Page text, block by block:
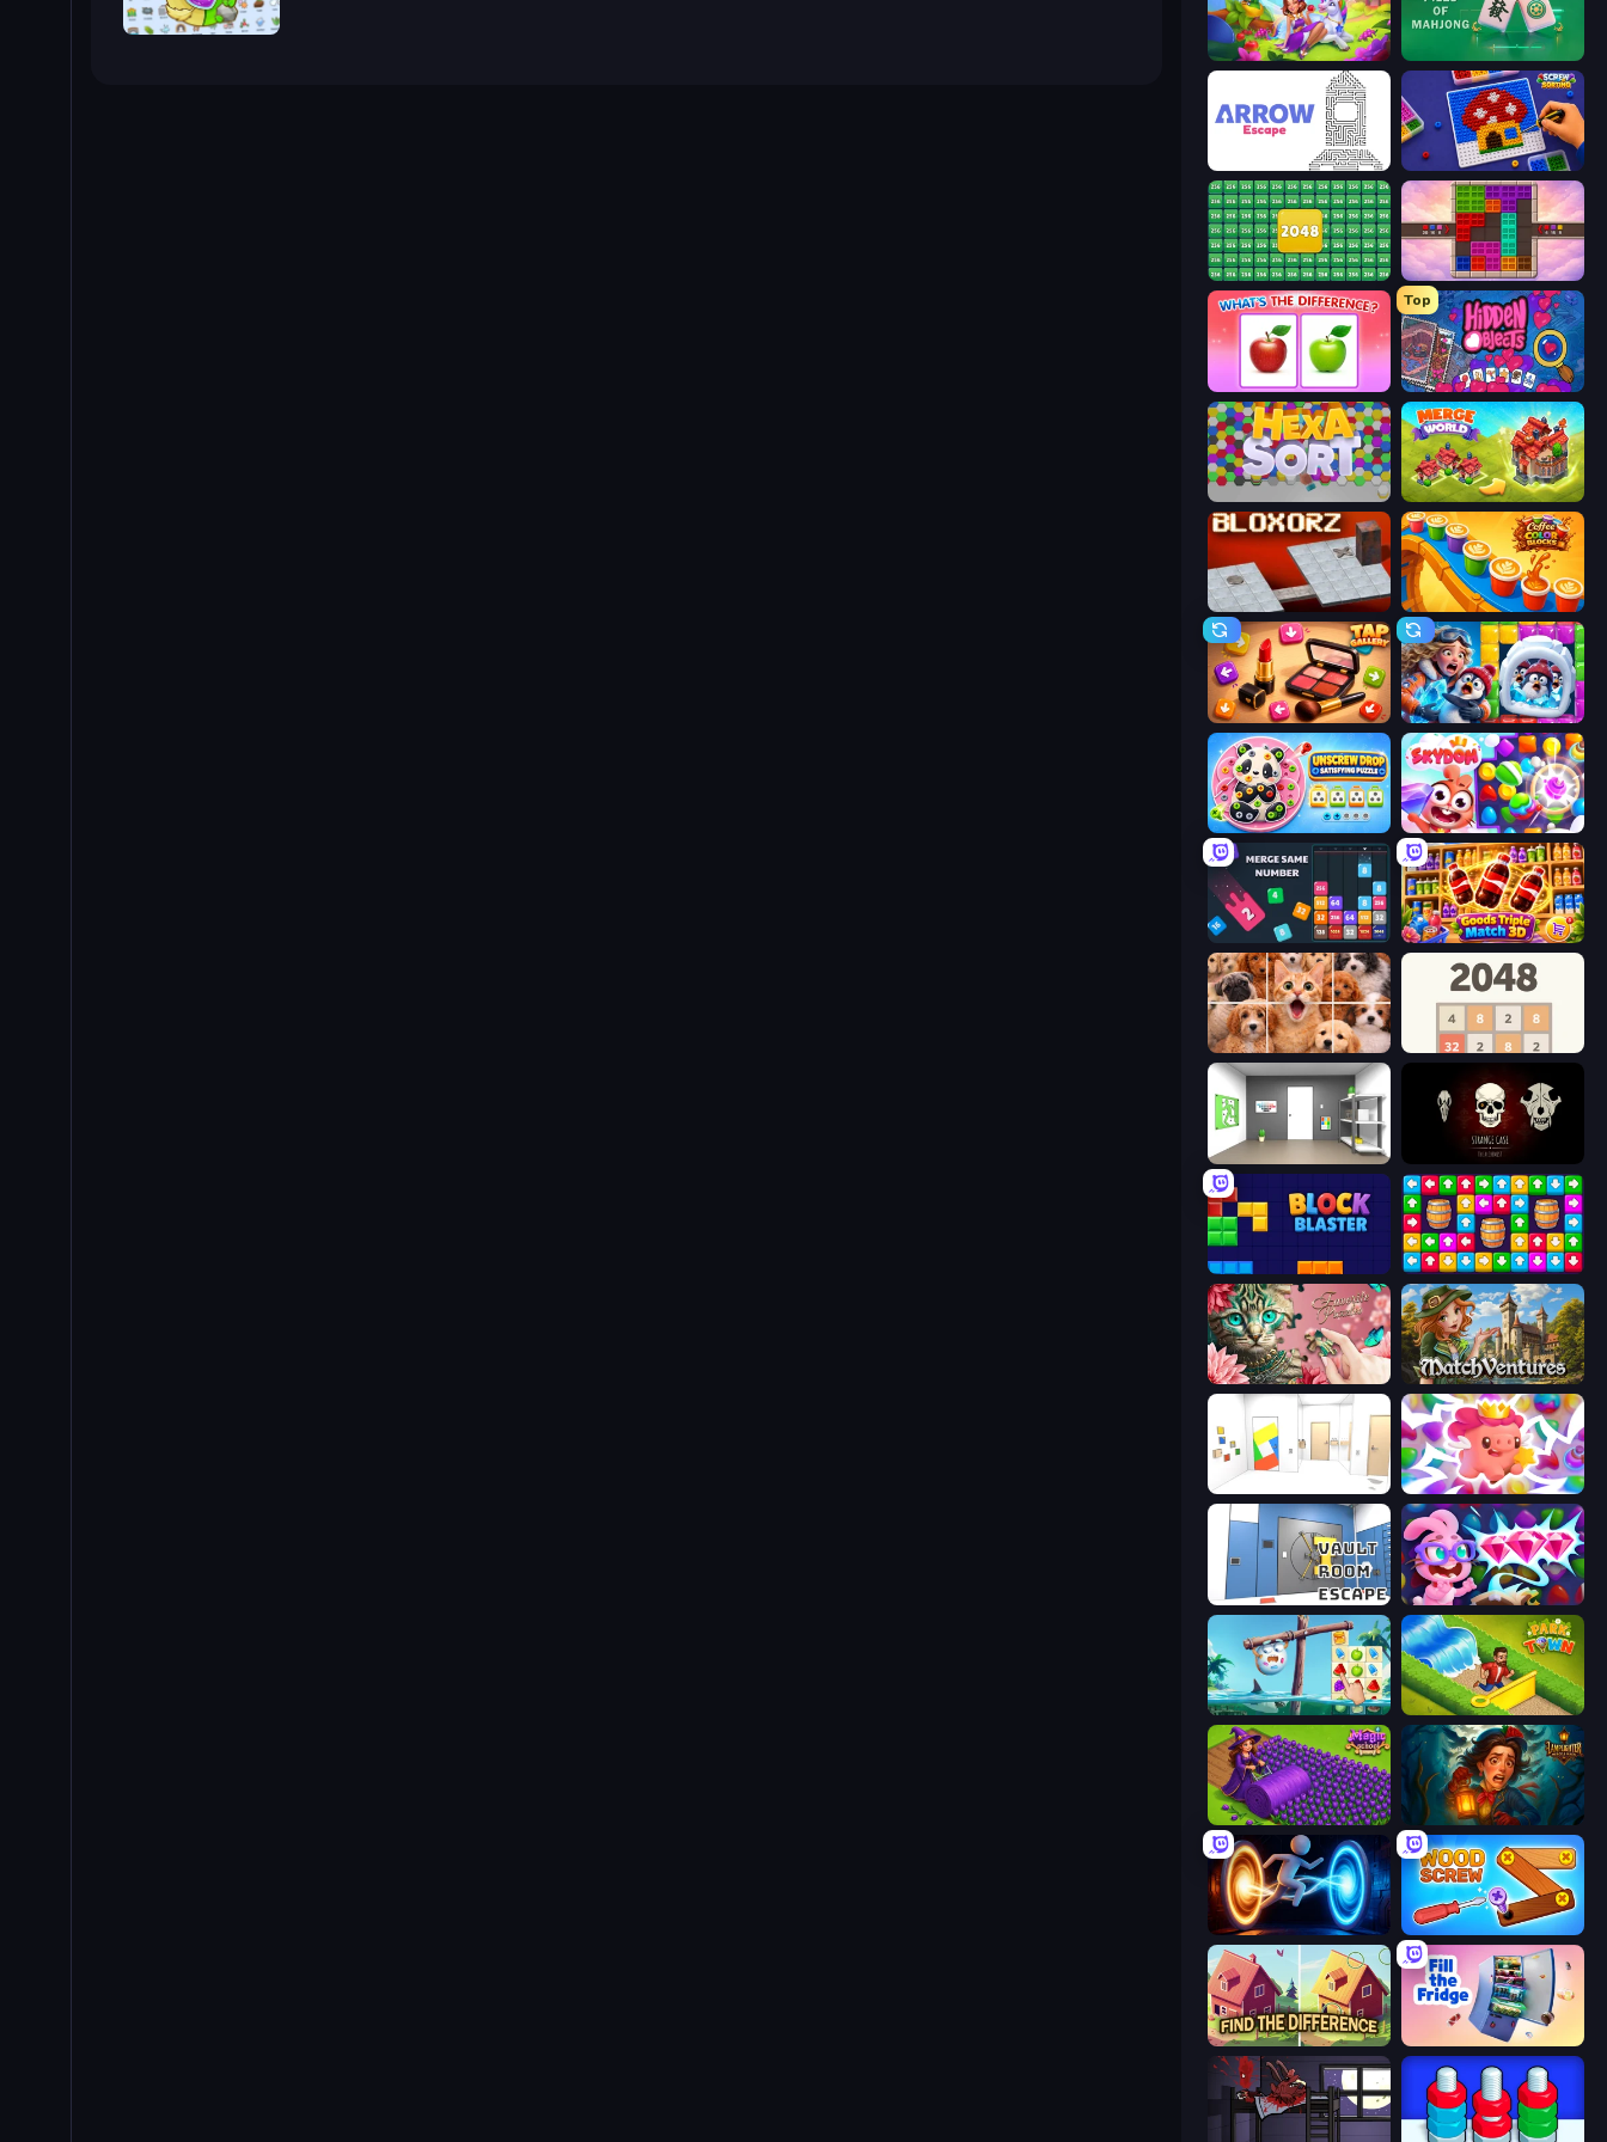
Alchemy: Merge Elements
Fairyland Merge & Magic
Piles of Mahjong
Arrow Escape Screw Sorting
2048 Merge Blocks Color Cube Puzzle
What's The Difference?
Top
Hidden Objects
Merge World
Bloxorz Coffee Color Blocks
Tap Gallery Captain Blast
Unscrew Drop: Satisfying Puzzle Skydom
Drop & Merge the Numbers Goods Triple Match 3D
Jigpic Solitaire 2048
Paint Room Escape
Block Blaster Tap Away Story
Favorite Puzzles MatchVentures
Mirror Room Escape Match Arena
Vault Room Escape Skydom: Reforged
Sugar Heroes Park Town
Magic School Lamplighter: Merge & Magic
Portal Escape Wood Screw: Bolts Puzzle
Find The Difference Fill The Fridge